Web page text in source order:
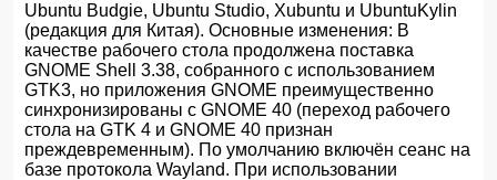
Ubuntu Budgie, Ubuntu Studio, Xubuntu и UbuntuKylin
(редакция для Китая). Основные изменения: В
качестве рабочего стола продолжена поставка
GNOME Shell 3.38, собранного с использованием
GTK3, но приложения GNOME преимущественно
синхронизированы с GNOME 40 (переход рабочего
стола на GTK 4 и GNOME 40 признан
преждевременным). По умолчанию включён сеанс на
базе протокола Wayland. При использовании